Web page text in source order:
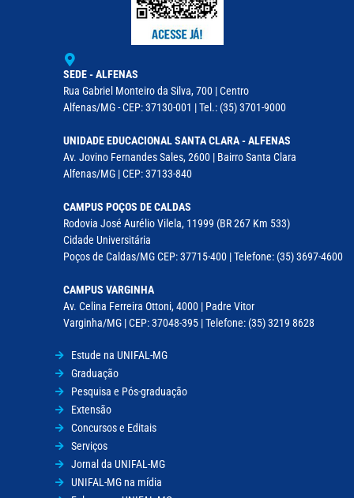
SEDE - ALFENAS
Rua Gabriel Monteiro da Silva, 700 | Centro
Alfenas/MG - CEP: 37130-001 | Tel.: (35) 3701-9000
UNIDADE EDUCACIONAL SANTA CLARA - ALFENAS
Av. Jovino Fernandes Sales, 2600 | Bairro Santa Clara
Alfenas/MG | CEP: 37133-840
CAMPUS POÇOS DE CALDAS
Rodovia José Aurélio Vilela, 11999 (BR 267 Km 533)
Cidade Universitária
Poços de Caldas/MG CEP: 37715-400 | Telefone: (35) 3697-4600
CAMPUS VARGINHA
Av. Celina Ferreira Ottoni, 4000 | Padre Vitor
Varginha/MG | CEP: 37048-395 | Telefone: (35) 3219 8628
Estude na UNIFAL-MG
Graduação
Pesquisa e Pós-graduação
Extensão
Concursos e Editais
Serviços
Jornal da UNIFAL-MG
UNIFAL-MG na mídia